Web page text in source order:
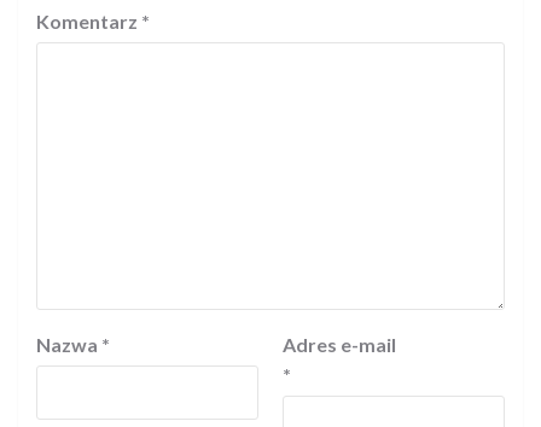
Komentarz *
Nazwa *
Adres e-mail
*